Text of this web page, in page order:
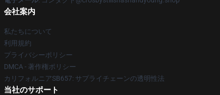
会社案内
私たちについて
利用規約
プライバシーポリシー
DMCA - 著作権ポリシー
カリフォルニアSB657: サプライチェーンの透明性法
当社のサポート